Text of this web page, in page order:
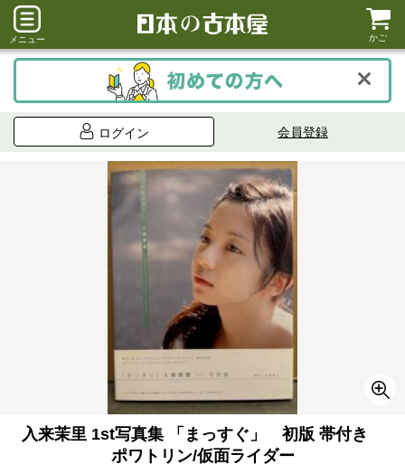
メニュー かご
ログイン 会員登録
入来茉里 1st写真集 「まっすぐ」 初版 帯付き
ポワトリン/仮面ライダー